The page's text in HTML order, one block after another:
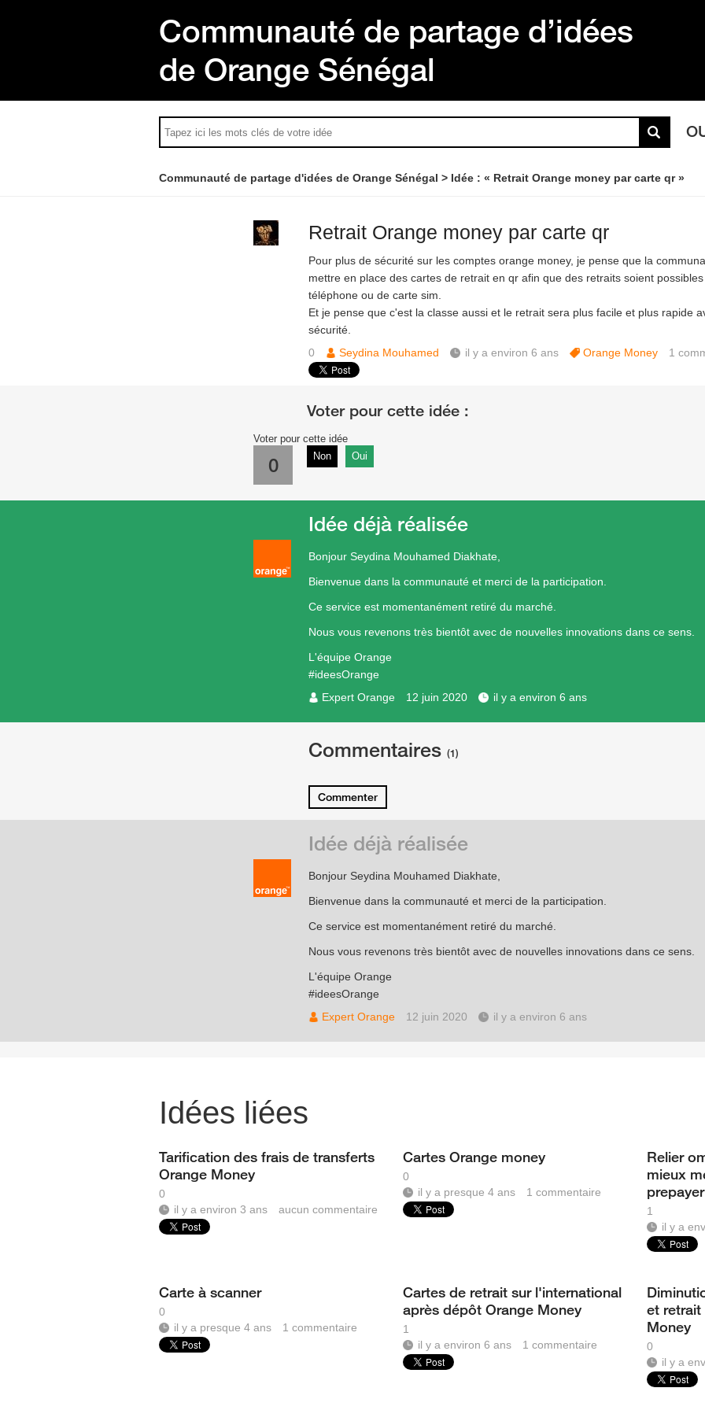
Communauté de partage d’idées
de Orange Sénégal
Communauté de partage d'idées de Orange Sénégal Idée : « Retrait Orange money par carte qr »
Retrait Orange money par carte qr
Pour plus de sécurité sur les comptes orange money, je pense que la
mettre en place des cartes de retrait en qr afin que des retraits soient
téléphone ou de carte sim.
Et je pense que c'est la classe aussi et le retrait sera plus facile et plus rapide
sécurité.
0
Seydina Mouhamed il y a environ 6 ans Orange Money 1
Voter pour cette idée
0 Non Oui
Bonjour Seydina Mouhamed Diakhate,
Bienvenue dans la communauté et merci de la participation.
Ce service est momentanément retiré du marché.
Nous vous revenons très bientôt avec de nouvelles innovations dans ce sens.
L'équipe Orange
#ideesOrange
Expert Orange
12 juin 2020 il y a environ 6 ans
Idée déjà réalisée
Commentaires (1)
Commenter
Bonjour Seydina Mouhamed Diakhate,
Bienvenue dans la communauté et merci de la participation.
Ce service est momentanément retiré du marché.
Nous vous revenons très bientôt avec de nouvelles innovations dans ce sens.
L'équipe Orange
#ideesOrange
Expert Orange
12 juin 2020 il y a environ 6 ans
Idée déjà réalisée
Idées liées
Tarification des frais de transferts
Orange Money
0
il y a environ 3 ans
aucun commentaire
Cartes Orange money
0
il y a presque 4 ans
1commentaire
Relier
mieux
1
il y a
Carte à scanner
0
il y a presque 4 ans
1 commentaire
Cartes de retrait sur l'international
après dépôt Orange Money
1
il y a environ 6 ans
1commentaire
et retrait
Money
0
il y a